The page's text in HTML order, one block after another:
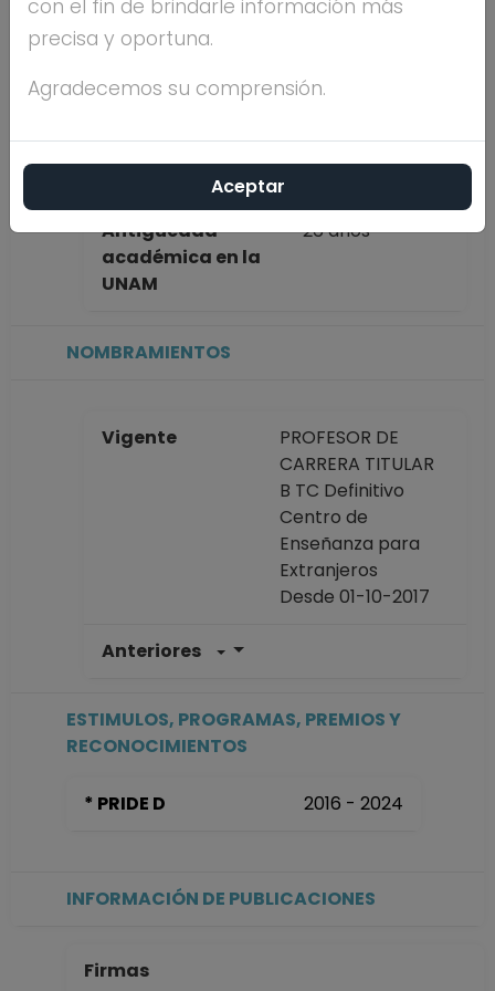
Máximo nivel de
DOCTORADO
Antigüedad
académica en la
UNAM
26 años
NOMBRAMIENTOS
Vigente
PROFESOR DE
CARRERA TITULAR
B TC Definitivo
Centro de
Enseñanza para
Extranjeros
Desde 01-10-2017
Anteriores
Centro de
Desde 01-09-2012
CARRERA
ESTIMULOS, PROGRAMAS, PREMIOS Y
RECONOCIMIENTOS
* PRIDE D 2016 - 2024
INFORMACIÓN DE PUBLICACIONES
Firmas
con el fin de brindarle información más
precisa y oportuna.
Agradecemos su comprensión.
Aceptar